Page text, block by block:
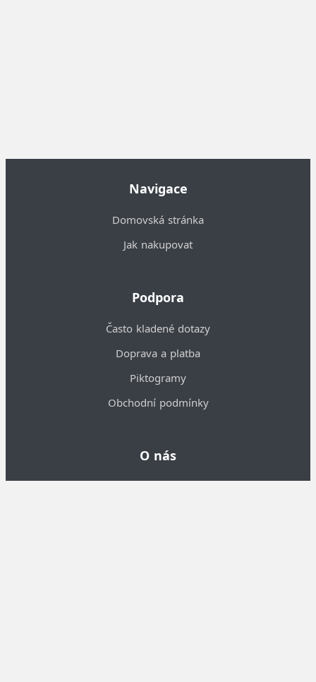
Navigace
Domovská stránka
Jak nakupovat
Podpora
Často kladené dotazy
Doprava a platba
Piktogramy
Obchodní podmínky
O nás